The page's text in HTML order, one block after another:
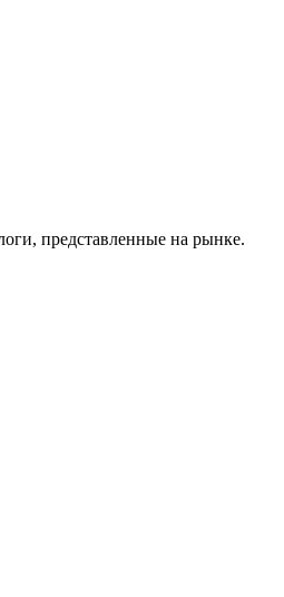
представленные на рынке.